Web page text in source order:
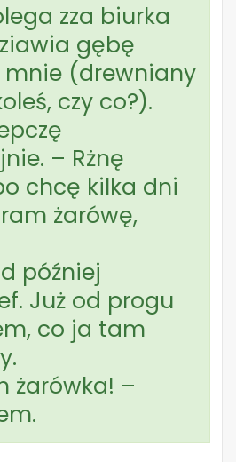
zza biurka
gębę
(drewniany
czy co?).
– Rżnę
chcę kilka dni
żarówę,
później
Już od progu
co ja tam
żarówka! –